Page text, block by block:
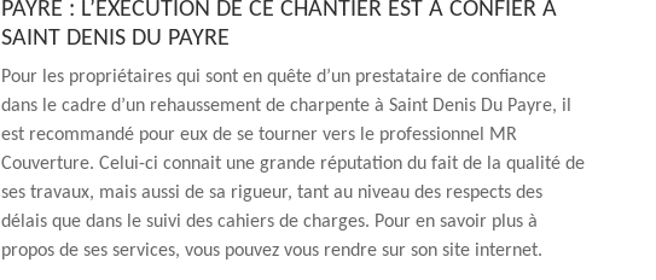
PAYRE : L’EXÉCUTION DE CE CHANTIER EST À CONFIER À
SAINT DENIS DU PAYRE
Pour les propriétaires qui sont en quête d’un prestataire de confiance
dans le cadre d’un rehaussement de charpente à Saint Denis Du Payre, il
est recommandé pour eux de se tourner vers le professionnel MR
Couverture. Celui-ci connait une grande réputation du fait de la qualité de
ses travaux, mais aussi de sa rigueur, tant au niveau des respects des
délais que dans le suivi des cahiers de charges. Pour en savoir plus à
propos de ses services, vous pouvez vous rendre sur son site internet.